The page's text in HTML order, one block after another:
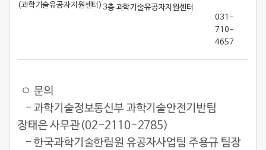
(과학기술유공자지원센터) 3층 과학기술유공자지원센터
031-
710-
4657
ㅇ 문의
- 과학기술정보통신부 과학기술안전기반팀
장태은 사무관(02-2110-2785)
- 한국과학기술한림원 유공자사업팀 주용규 팀장